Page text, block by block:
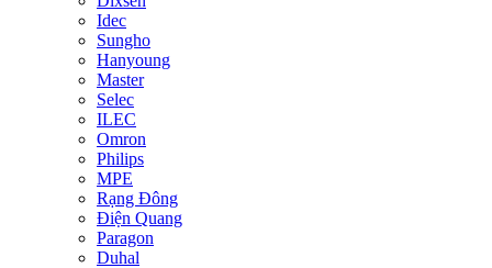
Idec
Sungho
Hanyoung
Master
Selec
ILEC
Omron
Philips
MPE
Rạng Đông
Điện Quang
Paragon
Duhal